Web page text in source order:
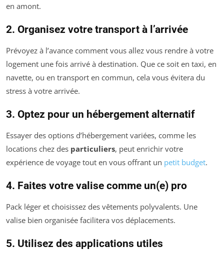
en amont.
2. Organisez votre transport à l’arrivée
Prévoyez à l’avance comment vous allez vous rendre à votre
logement une fois arrivé à destination. Que ce soit en taxi, en
navette, ou en transport en commun, cela vous évitera du
stress à votre arrivée.
3. Optez pour un hébergement alternatif
Essayer des options d’hébergement variées, comme les
locations chez des particuliers, peut enrichir votre
expérience de voyage tout en vous offrant un petit budget.
4. Faites votre valise comme un(e) pro
Pack léger et choisissez des vêtements polyvalents. Une
valise bien organisée facilitera vos déplacements.
5. Utilisez des applications utiles